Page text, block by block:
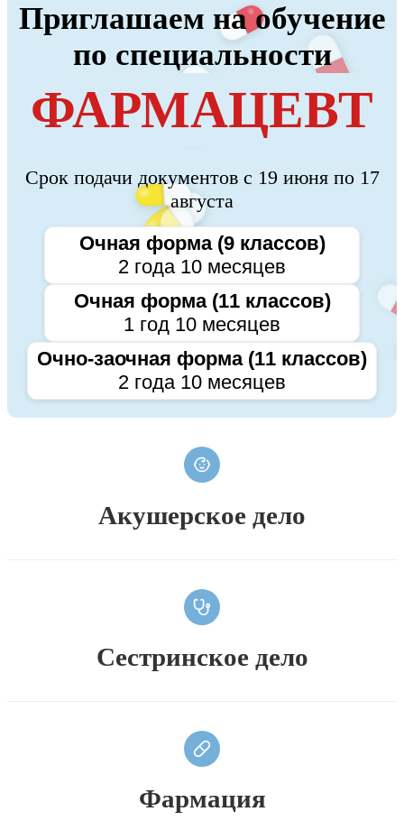
Приглашаем на обучение
по специальности
ФАРМАЦЕВТ
Срок подачи документов с 19 июня по 17
августа
Очная форма (9 классов)
2 года 10 месяцев
Очная форма (11 классов)
1 год 10 месяцев
Очно-заочная форма (11 классов)
2 года 10 месяцев
Акушерское дело
Сестринское дело
Фармация